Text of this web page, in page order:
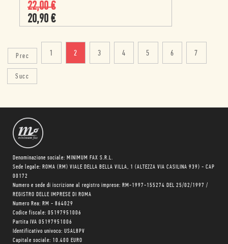
22,00€
20,90 €
Prec 1 2 3 4 5 6 7
Succ
Denominazione sociale: MINIMUM FAX S.R.L.
Sede legale: ROMA (RM) VIALE DELLA BELLA VILLA, 1 (ALTEZZA VIA CASILINA 939) - CAP
00172
Numero e sede di iscrizione al registro imprese: RM-1997-155274 DEL 25/02/1997 /
REGISTRO DELLE IMPRESE DI ROMA
Numero Rea: RM - 864029
Codice fiscale: 05197951006
Partita IVA 05197951006
Identificativo univoco: USAL8PV
Capitale sociale: 10.400 EURO